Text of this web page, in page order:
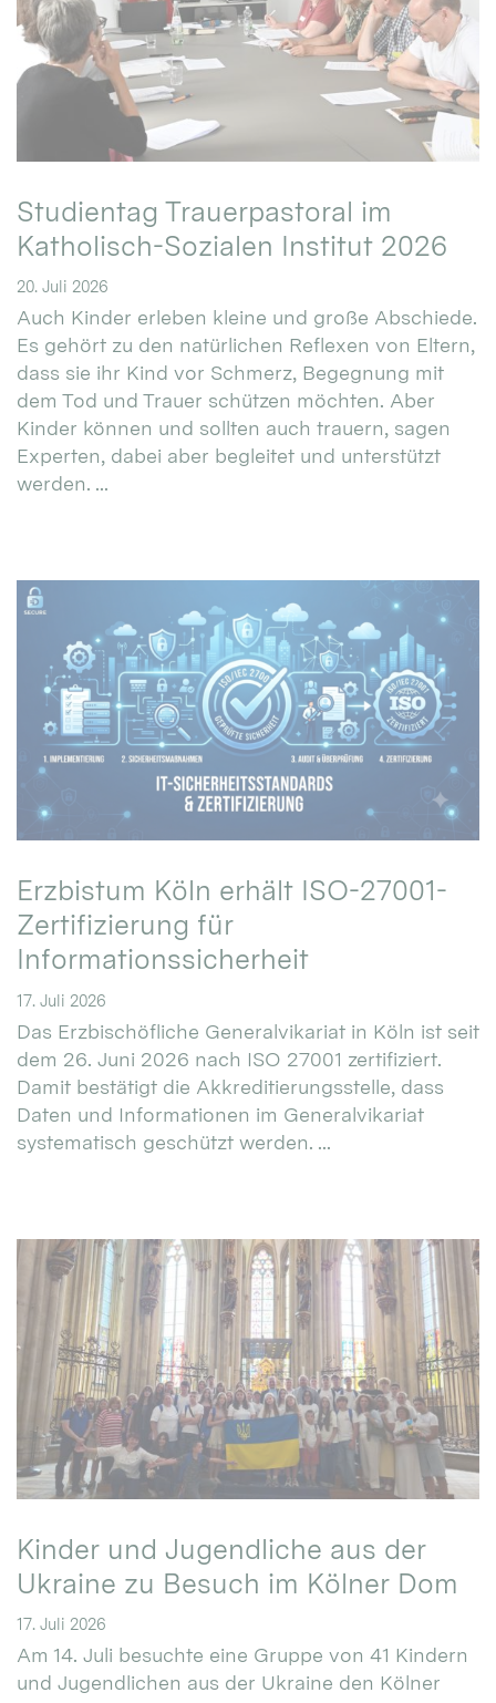
Studientag Trauerpastoral im
Katholisch-Sozialen Institut 2026
20. Juli 2026
Auch Kinder erleben kleine und große Abschiede.
Es gehört zu den natürlichen Reflexen von Eltern,
dass sie ihr Kind vor Schmerz, Begegnung mit
dem Tod und Trauer schützen möchten. Aber
Kinder können und sollten auch trauern, sagen
Experten, dabei aber begleitet und unterstützt
werden. ...
Erzbistum Köln erhält ISO-27001-
Zertifizierung für
Informationssicherheit
17. Juli 2026
Das Erzbischöfliche Generalvikariat in Köln ist seit
dem 26. Juni 2026 nach ISO 27001 zertifiziert.
Damit bestätigt die Akkreditierungsstelle, dass
Daten und Informationen im Generalvikariat
systematisch geschützt werden. ...
Kinder und Jugendliche aus der
Ukraine zu Besuch im Kölner Dom
17. Juli 2026
Am 14. Juli besuchte eine Gruppe von 41 Kindern
und Jugendlichen aus der Ukraine den Kölner